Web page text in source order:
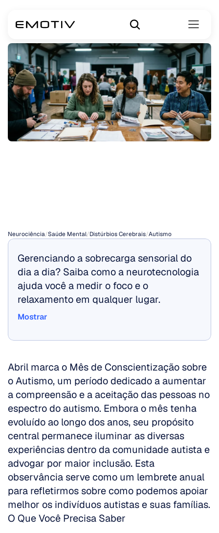
Neurociência/Saúde Mental/Distúrbios Cerebrais/Autismo
Gerenciando a sobrecarga sensorial do
dia a dia? Saiba como a neurotecnologia
ajuda você a medir o foco e o
relaxamento em qualquer lugar.
Mostrar
Abril marca o Mês de Conscientização sobre
o Autismo, um período dedicado a aumentar
a compreensão e a aceitação das pessoas no
espectro do autismo. Embora o mês tenha
evoluído ao longo dos anos, seu propósito
central permanece iluminar as diversas
experiências dentro da comunidade autista e
advogar por maior inclusão. Esta
observância serve como um lembrete anual
para refletirmos sobre como podemos apoiar
melhor os indivíduos autistas e suas famílias.
O Que Você Precisa Saber